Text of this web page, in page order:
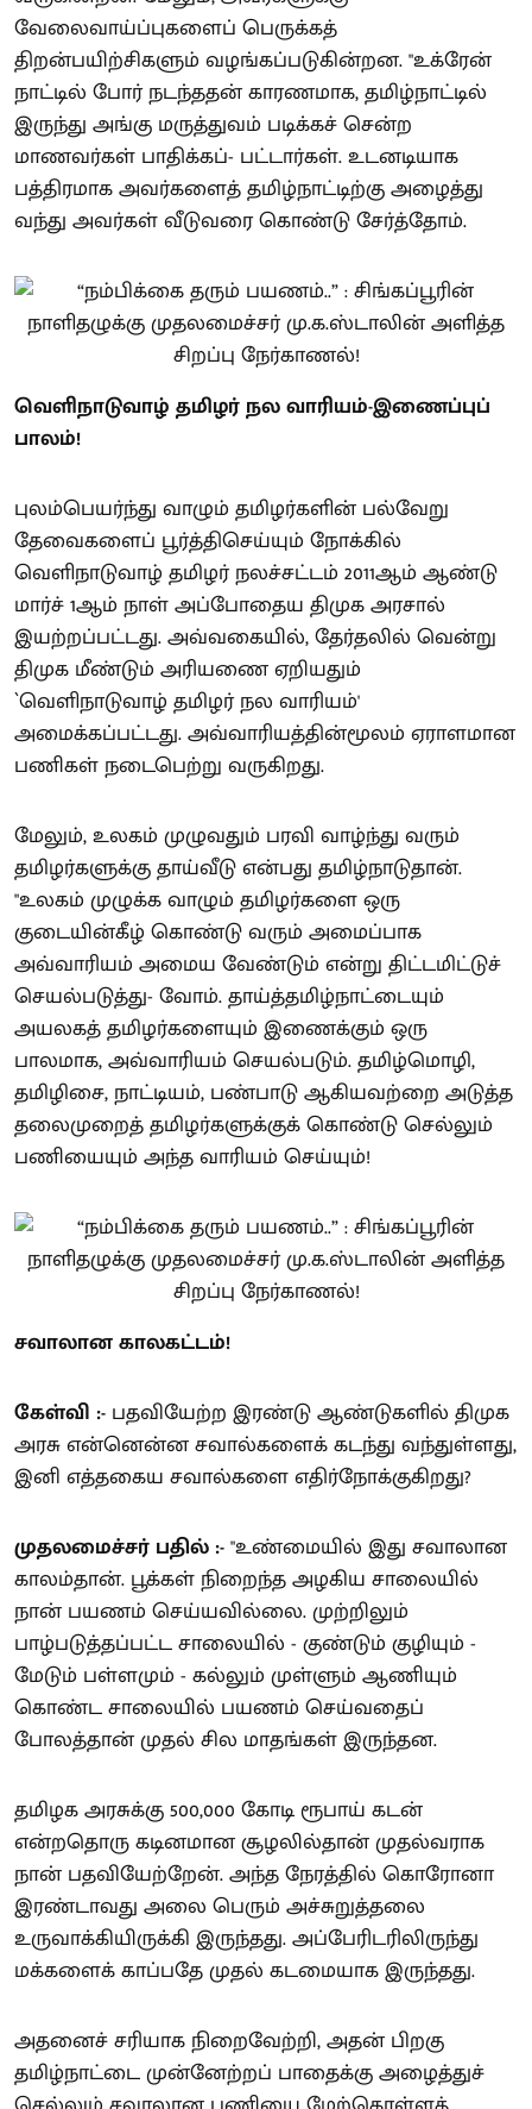
வேலைவாய்ப்புகளைப் பெருக்கத்
திறன்பயிற்சிகளும் வழங்கப்படுகின்றன. "உக்ரேன்
நாட்டில் போர் நடந்ததன் காரணமாக, தமிழ்நாட்டில்
இருந்து அங்கு மருத்துவம் படிக்கச் சென்ற
மாணவர்கள் பாதிக்கப்- பட்டார்கள். உடனடியாக
பத்திரமாக அவர்களைத் தமிழ்நாட்டிற்கு அழைத்து
வந்து அவர்கள் வீடுவரை கொண்டு சேர்த்தோம்.
வெளிநாடுவாழ் தமிழர் நல வாரியம்-இணைப்புப்
பாலம்!
புலம்பெயர்ந்து வாழும் தமிழர்களின் பல்வேறு
தேவைகளைப் பூர்த்திசெய்யும் நோக்கில்
வெளிநாடுவாழ் தமிழர் நலச்சட்டம் 2011ஆம் ஆண்டு
மார்ச் 1ஆம் நாள் அப்போதைய திமுக அரசால்
இயற்றப்பட்டது. அவ்வகையில், தேர்தலில் வென்று
திமுக மீண்டும் அரியணை ஏறியதும்
`வெளிநாடுவாழ் தமிழர் நல வாரியம்'
அமைக்கப்பட்டது. அவ்வாரியத்தின்மூலம் ஏராளமான
பணிகள் நடைபெற்று வருகிறது.
மேலும், உலகம் முழுவதும் பரவி வாழ்ந்து வரும்
தமிழர்களுக்கு தாய்வீடு என்பது தமிழ்நாடுதான்.
"உலகம் முழுக்க வாழும் தமிழர்களை ஒரு
குடையின்கீழ் கொண்டு வரும் அமைப்பாக
அவ்வாரியம் அமைய வேண்டும் என்று திட்டமிட்டுச்
செயல்படுத்து- வோம். தாய்த்தமிழ்நாட்டையும்
அயலகத் தமிழர்களையும் இணைக்கும் ஒரு
பாலமாக, அவ்வாரியம் செயல்படும். தமிழ்மொழி,
தமிழிசை, நாட்டியம், பண்பாடு ஆகியவற்றை அடுத்த
தலைமுறைத் தமிழர்களுக்குக் கொண்டு செல்லும்
பணியையும் அந்த வாரியம் செய்யும்!
சவாலான காலகட்டம்!
கேள்வி :- பதவியேற்ற இரண்டு ஆண்டுகளில் திமுக
அரசு என்னென்ன சவால்களைக் கடந்து வந்துள்ளது,
இனி எத்தகைய சவால்களை எதிர்நோக்குகிறது?
முதலமைச்சர் பதில் :-"உண்மையில் இது சவாலான
காலம்தான். பூக்கள் நிறைந்த அழகிய சாலையில்
நான் பயணம் செய்யவில்லை. முற்றிலும்
பாழ்படுத்தப்பட்ட சாலையில் - குண்டும் குழியும் -
மேடும் பள்ளமும் - கல்லும் முள்ளும் ஆணியும்
கொண்ட சாலையில் பயணம் செய்வதைப்
போலத்தான் முதல் சில மாதங்கள் இருந்தன.
தமிழக அரசுக்கு 500,000 கோடி ரூபாய் கடன்
என்றதொரு கடினமான சூழலில்தான் முதல்வராக
நான் பதவியேற்றேன். அந்த நேரத்தில் கொரோனா
இரண்டாவது அலை பெரும் அச்சுறுத்தலை
உருவாக்கியிருக்கி இருந்தது. அப்பேரிடரிலிருந்து
மக்களைக் காப்பதே முதல் கடமையாக இருந்தது.
அதனைச் சரியாக நிறைவேற்றி, அதன் பிறகு
தமிழ்நாட்டை முன்னேற்றப் பாதைக்கு அழைத்துச்